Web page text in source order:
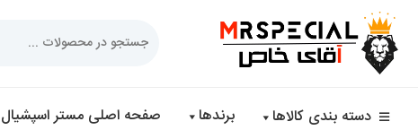
دسته بندی کالاها برندها صفحه اصلی مستر اسپشیال